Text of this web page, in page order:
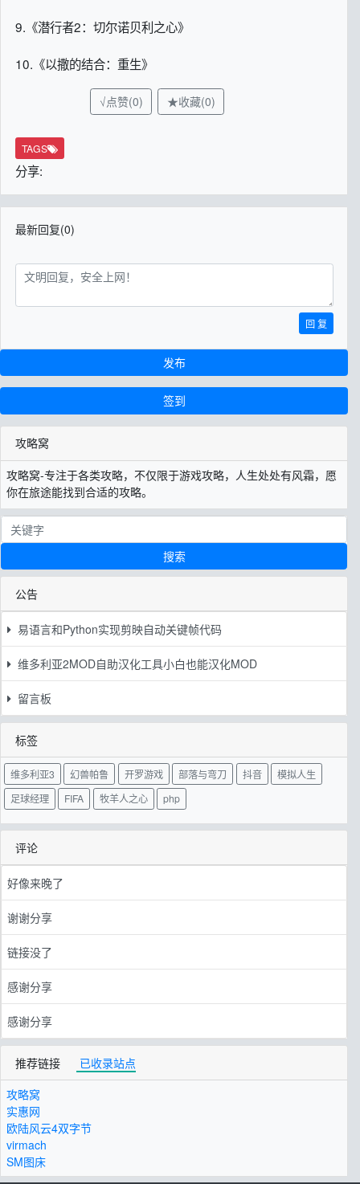
9.《潜行者2：切尔诺贝利之心》
10.《以撒的结合：重生》
√点赞(0) ★收藏(0)
TAGS
分享:
最新回复(0)
回 复
发布
签到
攻略窝
攻略窝-专注于各类攻略，不仅限于游戏攻略，人生处处有风霜，愿
你在旅途能找到合适的攻略。
搜索
公告
易语言和Python实现剪映自动关键帧代码
维多利亚2MOD自助汉化工具小白也能汉化MOD
留言板
标签
维多利亚3 幻兽帕鲁 开罗游戏 部落与弯刀 抖音
模拟人生
足球经理
FIFA 牧羊人之心 php
评论
好像来晚了
谢谢分享
链接没了
感谢分享
感谢分享
推荐链接
已收录站点
攻略窝
实惠网
欧陆风云4双字节
virmach
SM图床